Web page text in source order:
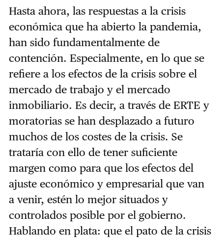
Hasta ahora, las respuestas a la crisis
económica que ha abierto la pandemia,
han sido fundamentalmente de
contención. Especialmente, en lo que se
refiere a los efectos de la crisis sobre el
mercado de trabajo y el mercado
inmobiliario. Es decir, a través de ERTE y
moratorias se han desplazado a futuro
muchos de los costes de la crisis. Se
trataría con ello de tener suficiente
margen como para que los efectos del
ajuste económico y empresarial que van
a venir, estén lo mejor situados y
controlados posible por el gobierno.
Hablando en plata: que el pato de la crisis